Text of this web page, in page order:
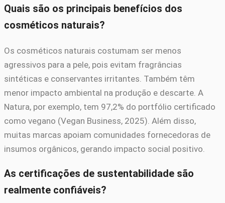
Quais são os principais benefícios dos
cosméticos naturais?
Os cosméticos naturais costumam ser menos
agressivos para a pele, pois evitam fragrâncias
sintéticas e conservantes irritantes. Também têm
menor impacto ambiental na produção e descarte. A
Natura, por exemplo, tem 97,2% do portfólio certificado
como vegano (Vegan Business, 2025). Além disso,
muitas marcas apoiam comunidades fornecedoras de
insumos orgânicos, gerando impacto social positivo.
As certificações de sustentabilidade são
realmente confiáveis?